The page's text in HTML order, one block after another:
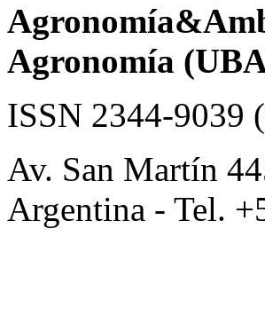
Agronomía
ISSN 2344-9039
Av. San Martín
Argentina - Tel.